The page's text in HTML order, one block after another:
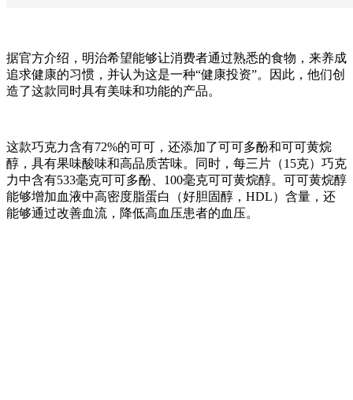
据官方介绍，明治希望能够让消费者通过熟悉的食物，来养成
追求健康的习惯，并认为这是一种“健康投资”。因此，他们创
造了这款同时具有美味和功能的产品。
这款巧克力含有72%的可可，还添加了可可多酚和可可黄烷
醇，具有果味酸味和高品质苦味。同时，每三片（15克）巧克
力中含有533毫克可可多酚、100毫克可可黄烷醇。可可黄烷醇
能够增加血液中高密度脂蛋白（好胆固醇，HDL）含量，还
能够通过改善血流，降低高血压患者的血压。